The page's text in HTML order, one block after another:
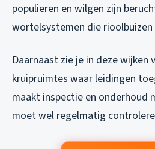
populieren en wilgen zijn
wortelsystemen die rioolbuizen
Daarnaast zie je in deze wijken
kruipruimtes waar leidingen
maakt inspectie en onderhoud
moet wel regelmatig